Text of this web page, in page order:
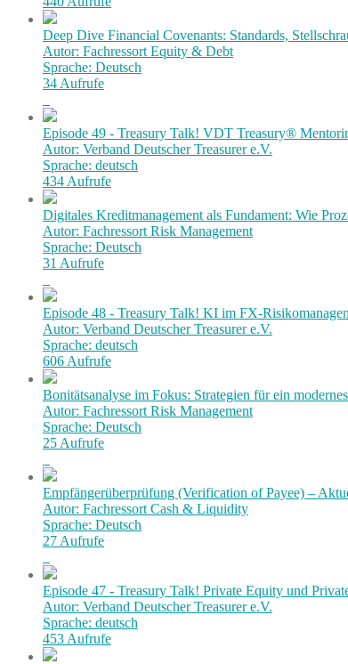
Deep Dive Financial Covenants: Standards,
Autor: Fachressort Equity & Debt
Sprache: Deutsch
34 Aufrufe
Episode 49 - Treasury Talk! VDT Treasury®
Autor: Verband Deutscher Treasurer e.V.
Sprache: deutsch
434 Aufrufe
Digitales Kreditmanagement als Fundament: Wie
Autor: Fachressort Risk Management
Sprache: Deutsch
31 Aufrufe
Episode 48 - Treasury Talk! KI im FX-
Autor: Verband Deutscher Treasurer e.V.
Sprache: deutsch
606 Aufrufe
Bonitätsanalyse im Fokus: Strategien für ein
Autor: Fachressort Risk Management
Sprache: Deutsch
25 Aufrufe
Empfängerüberprüfung (Verification of Payee) –
Autor: Fachressort Cash & Liquidity
Sprache: Deutsch
27 Aufrufe
Episode 47 - Treasury Talk! Private Equity und
Autor: Verband Deutscher Treasurer e.V.
Sprache: deutsch
453 Aufrufe